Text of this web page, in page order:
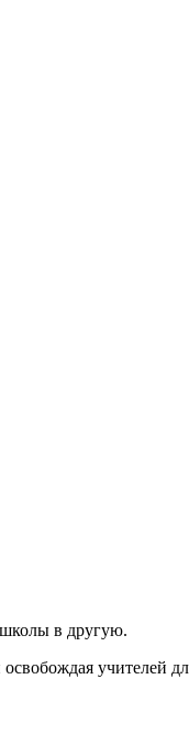
школы в другую.
учителей